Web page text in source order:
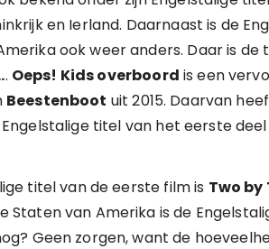
en Ierland. Daarnaast is de
ook weer anders. Daar is de
. Oeps! Kids overboord is een
Beestenboot uit 2015. Daarvan
titel van het eerste
titel van de eerste film is Two by
Staten van Amerika is de
Geen zorgen, want de